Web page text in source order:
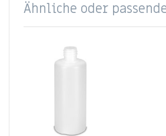
Ähnliche oder